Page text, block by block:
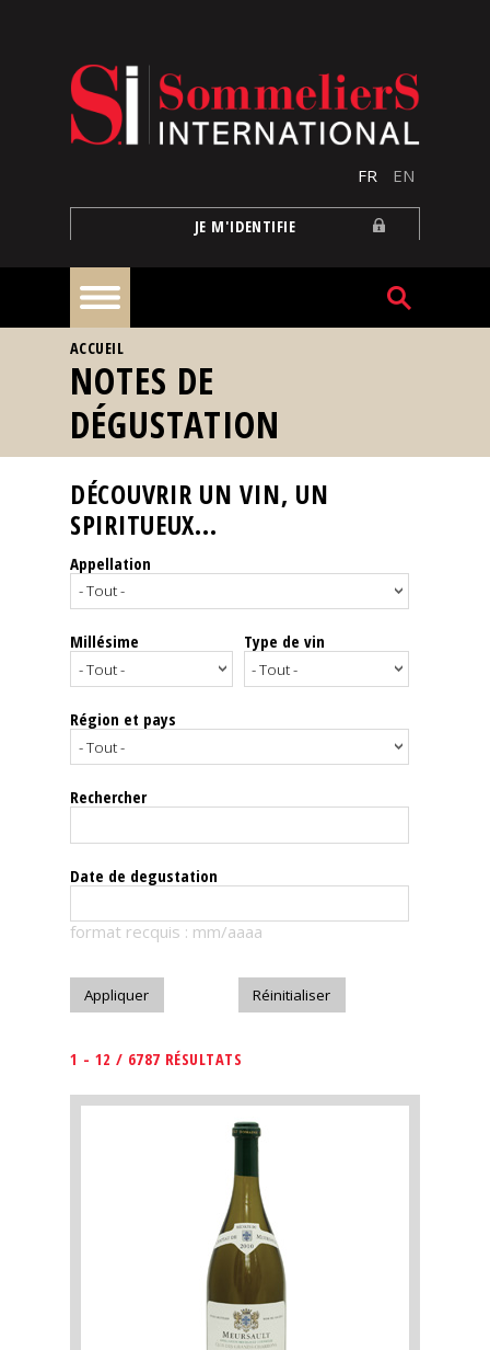
FR EN
JE M'IDENTIFIE
À
la
une
Reportages
Nos
Spiritueux
Notes
dégustation
Le
magazine
Télécharger
VOUS ÊTES ICI
ACCUEIL
NOTES DE
DÉGUSTATION
DÉCOUVRIR UN VIN, UN
SPIRITUEUX...
Appellation
Millésime Type de vin
Région et pays
Rechercher
Date de degustation
format recquis : mm/aaaa
1 - 12 / 6787 RÉSULTATS